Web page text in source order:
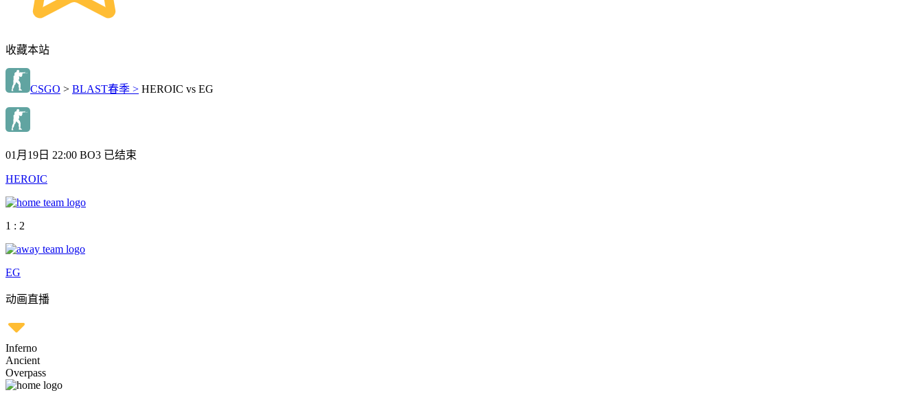
收藏本站
CSGO > BLAST春季 > HEROIC vs EG
01月19日 22:00 BO3 已结束
HEROIC
1 : 2
EG
动画直播
Inferno
Ancient
Overpass